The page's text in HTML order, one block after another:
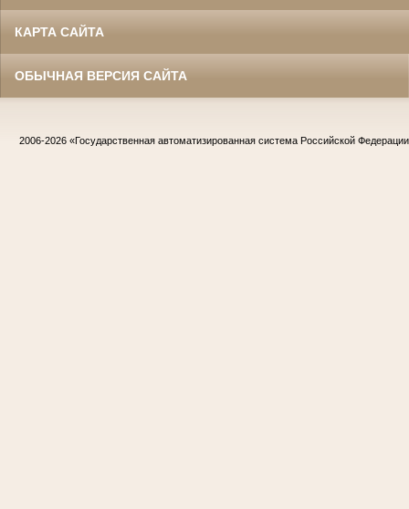
КАРТА САЙТА
ОБЫЧНАЯ ВЕРСИЯ САЙТА
2006-2026 «Государственная автоматизированная система Российской